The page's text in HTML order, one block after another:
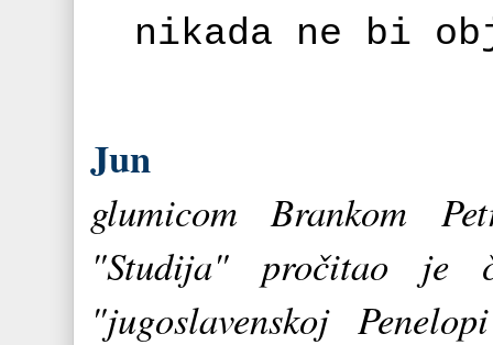
nikada ne bi
Jun
glumicom Brankom
"Studija" pročitao je
"jugoslavenskoj